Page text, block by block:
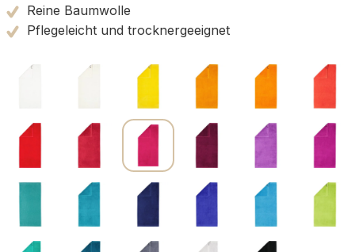
Reine Baumwolle
Pflegeleicht und trocknergeeignet